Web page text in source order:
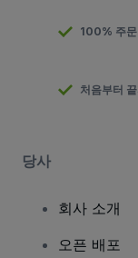
100% 주
처음부터
당사
회사 소개
오픈 배포